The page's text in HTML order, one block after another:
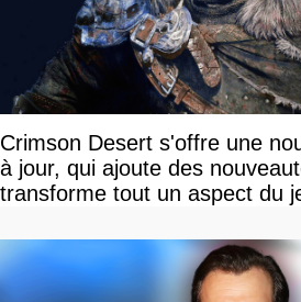
Crimson Desert s'offre une
à jour, qui ajoute des
transforme tout un aspect du